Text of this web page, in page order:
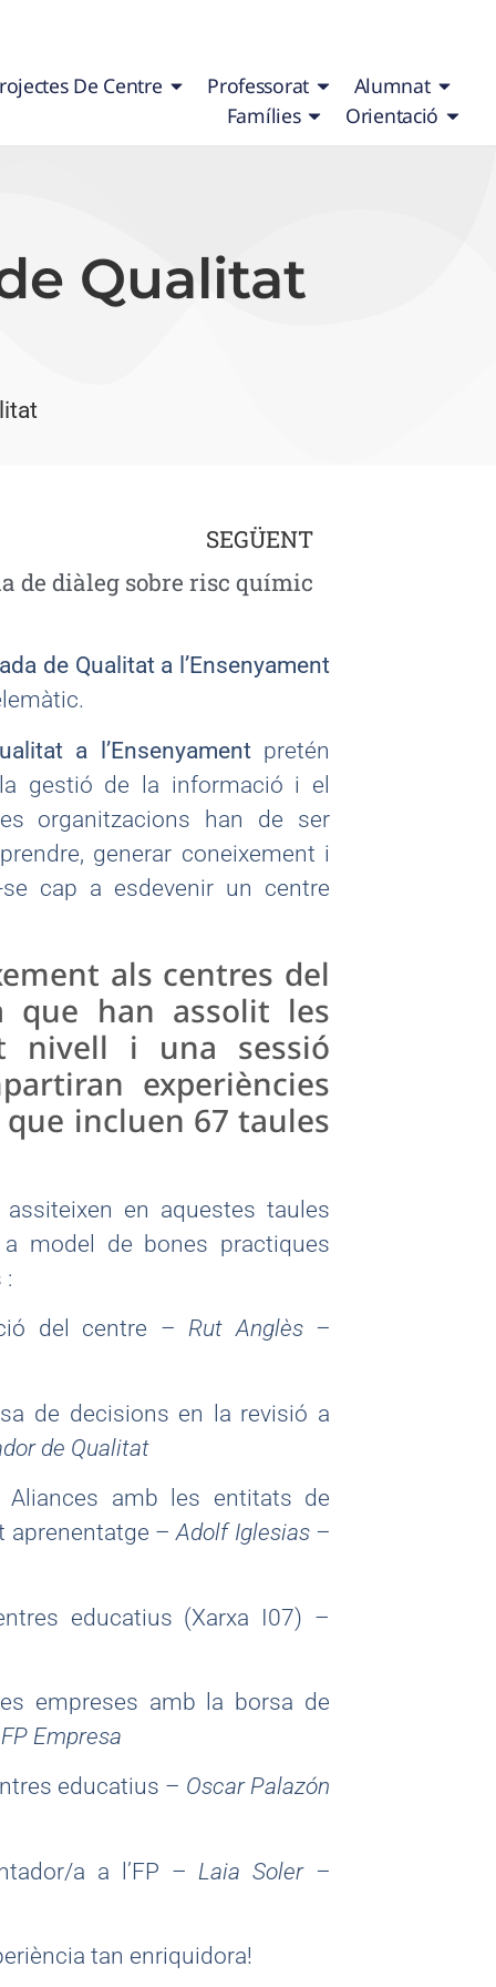
De Centre Professorat
Alumnat
Famílies
Orientació
Qualitat
SEGÜENT
de diàleg sobre risc químic
de Qualitat a l’Ensenyament
a l’Ensenyament pretén
gestió de la informació i el
organitzacions han de ser
generar coneixement i
se cap a esdevenir un centre
als centres del
que han assolit les
nivell i una sessió
experiències
incluen 67 taules
en aquestes taules
model de bones practiques
:
del centre –Rut Anglès –
de decisions en la revisió a
de Qualitat
amb les entitats de
aprenentatge –Adolf Iglesias –
educatius (Xarxa I07) –
empreses amb la borsa de
Empresa
educatius – Oscar Palazón
a a l’FP – Laia Soler –
tan enriquidora!